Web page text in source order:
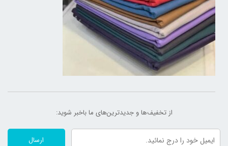
از تخفیف‌ها و جدیدترین‌های ما‌ باخبر شوید:
ارسال